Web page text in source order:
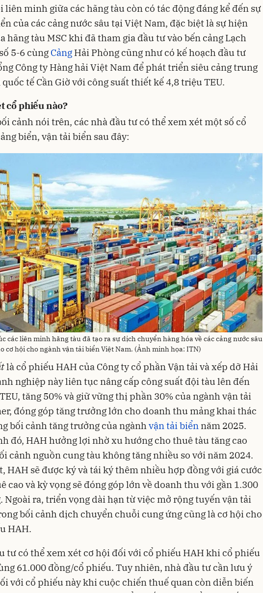
liên minh giữa các hãng tàu còn có tác động đáng kể đến sự
của các cảng nước sâu tại Việt Nam, đặc biệt là sự hiện
hãng tàu MSC khi đã tham gia đầu tư vào bến cảng Lạch
5-6 cùng Cảng Hải Phòng cũng như có kế hoạch đầu tư
Công ty Hàng hải Việt Nam để phát triển siêu cảng trung
tế Cần Giờ với công suất thiết kế 4,8 triệu TEU.
cổ phiếu nào?
cảnh nói trên, các nhà đầu tư có thể xem xét một số cổ
biển, vận tải biển sau đây:
các liên minh hãng tàu đã tạo ra sự dịch chuyển hàng hóa về các cảng nước sâu
cơ hội cho ngành vận tải biển Việt Nam. (Ảnh minh họa: ITN)
là cổ phiếu HAH của Công ty cổ phần Vận tải và xếp dỡ Hải
nghiệp này liên tục nâng cấp công suất đội tàu lên đến
tăng 50% và giữ vững thị phần 30% của ngành vận tải
đóng góp tăng trưởng lớn cho doanh thu mảng khai thác
bối cảnh tăng trưởng của ngành vận tải biển năm 2025.
đó, HAH hưởng lợi nhờ xu hướng cho thuê tàu tăng cao
cảnh nguồn cung tàu không tăng nhiều so với năm 2024.
HAH sẽ được ký và tái ký thêm nhiều hợp đồng với giá cước
cao và kỳ vọng sẽ đóng góp lớn về doanh thu với gần 1.300
Ngoài ra, triển vọng dài hạn từ việc mở rộng tuyến vận tải
bối cảnh dịch chuyển chuỗi cung ứng cũng là cơ hội cho
HAH.
tư có thể xem xét cơ hội đối với cổ phiếu HAH khi cổ phiếu
61.000 đồng/cổ phiếu. Tuy nhiên, nhà đầu tư cần lưu ý
với cổ phiếu này khi cuộc chiến thuế quan còn diễn biến